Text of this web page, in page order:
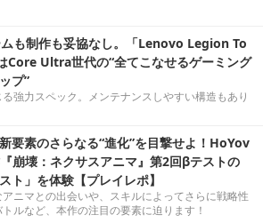
も制作も妥協なし。「Lenovo Legion To
Core Ultra世代の“全てこなせるゲーミング
プ”
強力スペック。メンテナンスしやすい構造もあり
要素のさらなる“進化”を目撃せよ！HoYov
崩壊：ネクサスアニマ』第2回βテストの
ト」を体験【プレイレポ】
ニマとの出会いや、スキルによってさらに戦略性
ルなど、本作の注目の要素に迫ります！